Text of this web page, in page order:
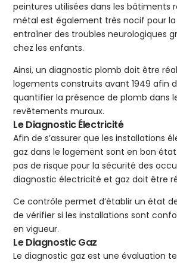
peintures utilisées dans les bâtiments
métal est également très nocif pour
entraîner des troubles neurologiques
chez les enfants.
Ainsi, un diagnostic plomb doit être
logements construits avant 1949 afin
quantifier la présence de plomb dans
revêtements muraux.
Le Diagnostic Électricité
Afin de s’assurer que les installations
gaz dans le logement sont en bon
pas de risque pour la sécurité des
diagnostic électricité et gaz doit être
Ce contrôle permet d’établir un état
de vérifier si les installations sont
en vigueur.
Le Diagnostic Gaz
Le diagnostic gaz est une évaluation